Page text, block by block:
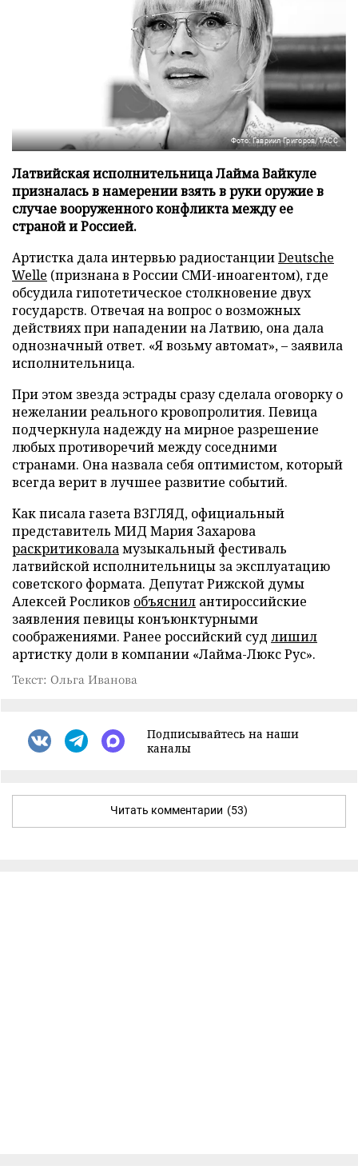
Фото: Гавриил Григоров/ТАСС
Латвийская исполнительница Лайма Вайкуле
призналась в намерении взять в руки оружие в
случае вооруженного конфликта между ее
страной и Россией.
Артистка дала интервью радиостанцииDeutsche
Welle (признана в России СМИ-иноагентом), где
обсудила гипотетическое столкновение двух
государств. Отвечая на вопрос о возможных
действиях при нападении на Латвию, она дала
однозначный ответ. «Я возьму автомат», – заявила
исполнительница.
При этом звезда эстрады сразу сделала оговорку о
нежелании реального кровопролития. Певица
подчеркнула надежду на мирное разрешение
любых противоречий между соседними
странами. Она назвала себя оптимистом, который
всегда верит в лучшее развитие событий.
Как писала газета ВЗГЛЯД, официальный
представитель МИД Мария Захарова
раскритиковаламузыкальный фестиваль
латвийской исполнительницы за эксплуатацию
советского формата. Депутат Рижской думы
Алексей Росликов объяснил антироссийские
заявления певицы конъюнктурными
соображениями. Ранее российский суд лишил
артистку доли в компании «Лайма-Люкс Рус».
Текст: Ольга Иванова
Подписывайтесь на наши
каналы
Читать комментарии (53)